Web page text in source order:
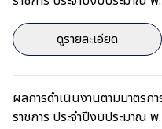
ดูรายละเอียด
ผลการดำเนินงานตามมาตร
ราชการ ประจำปีงบประมาณ